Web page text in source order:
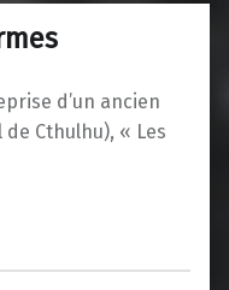
d’un ancien
Cthulhu), « Les